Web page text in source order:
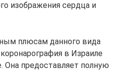
изображения сердца и
плюсам данного вида
в Израиле
Она предоставляет полную